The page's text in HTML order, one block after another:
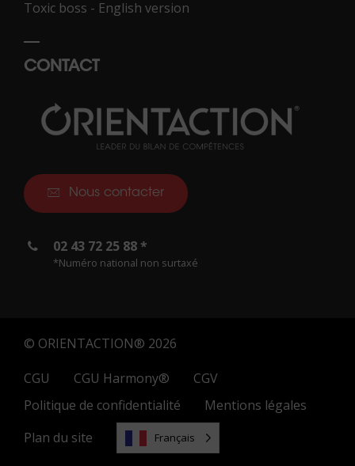
Toxic boss - English version
CONTACT
Nous contacter
02 43 72 25 88 *
*Numéro national non surtaxé
© ORIENTACTION® 2026
CGU
CGU Harmony®
CGV
Politique de confidentialité
Mentions légales
Plan du site
Français